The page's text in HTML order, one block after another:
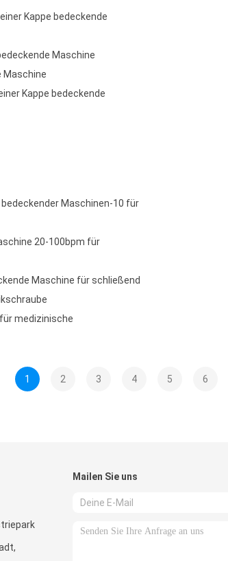
Kappe bedeckende
Maschine
Maschine
Kappe bedeckende
bedeckender Maschinen-10 für
20-100bpm für
Maschine für schließend
medizinische
1 2 3 4 5 6
Mailen Sie uns